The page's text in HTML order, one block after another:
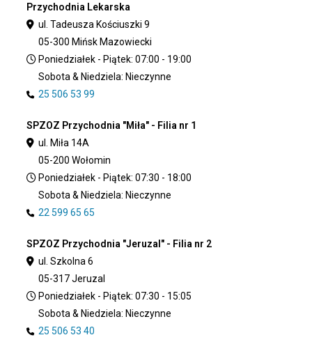
Przychodnia Lekarska
ul. Tadeusza Kościuszki 9
05-300 Mińsk Mazowiecki
Poniedziałek - Piątek: 07:00 - 19:00
Sobota & Niedziela: Nieczynne
25 506 53 99
SPZOZ Przychodnia "Miła" - Filia nr 1
ul. Miła 14A
05-200 Wołomin
Poniedziałek - Piątek: 07:30 - 18:00
Sobota & Niedziela: Nieczynne
22 599 65 65
SPZOZ Przychodnia "Jeruzal" - Filia nr 2
ul. Szkolna 6
05-317 Jeruzal
Poniedziałek - Piątek: 07:30 - 15:05
Sobota & Niedziela: Nieczynne
25 506 53 40